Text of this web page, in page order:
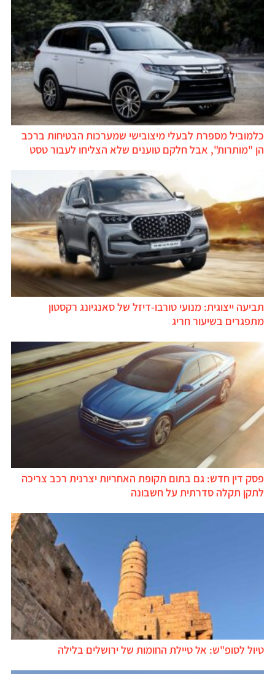
כלמוביל מספרת לבעלי מיצובישי שמערכות הבטיחות ברכב
הן "מותרות", אבל חלקם טוענים שלא הצליחו לעבור טסט
תביעה ייצוגית: מנועי טורבו-דיזל של סאנגיונג רקסטון
מתפגרים בשיעור חריג
פסק דין חדש: גם בתום תקופת האחריות יצרנית רכב צריכה
לתקן תקלה סדרתית על חשבונה
טיול לסופ"ש: אל טיילת החומות של ירושלים בלילה